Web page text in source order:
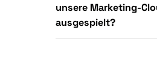
unsere Marketing-
ausgespielt?